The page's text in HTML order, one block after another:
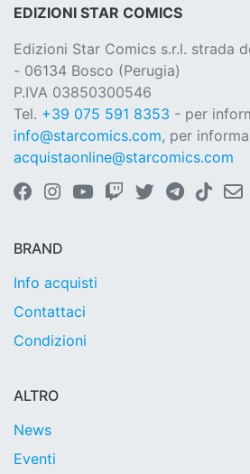
EDIZIONI STAR COMICS
Edizioni Star Comics s.r.l. strada
- 06134 Bosco (Perugia)
P.IVA 03850300546
Tel. +39 075 591 8353 - per
info@starcomics.com, per
acquistaonline@starcomics.com
BRAND
Info acquisti
Contattaci
Condizioni
ALTRO
News
Eventi